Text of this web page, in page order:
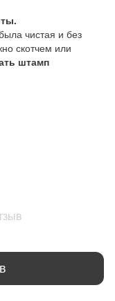
чистая и без
скотчем или
штамп